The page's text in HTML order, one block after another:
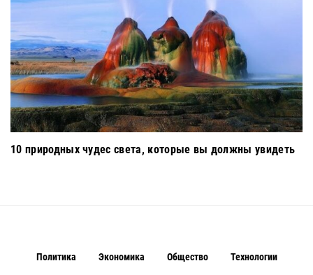
10 природных чудес света, которые вы должны увидеть
Политика Экономика Общество Технологии